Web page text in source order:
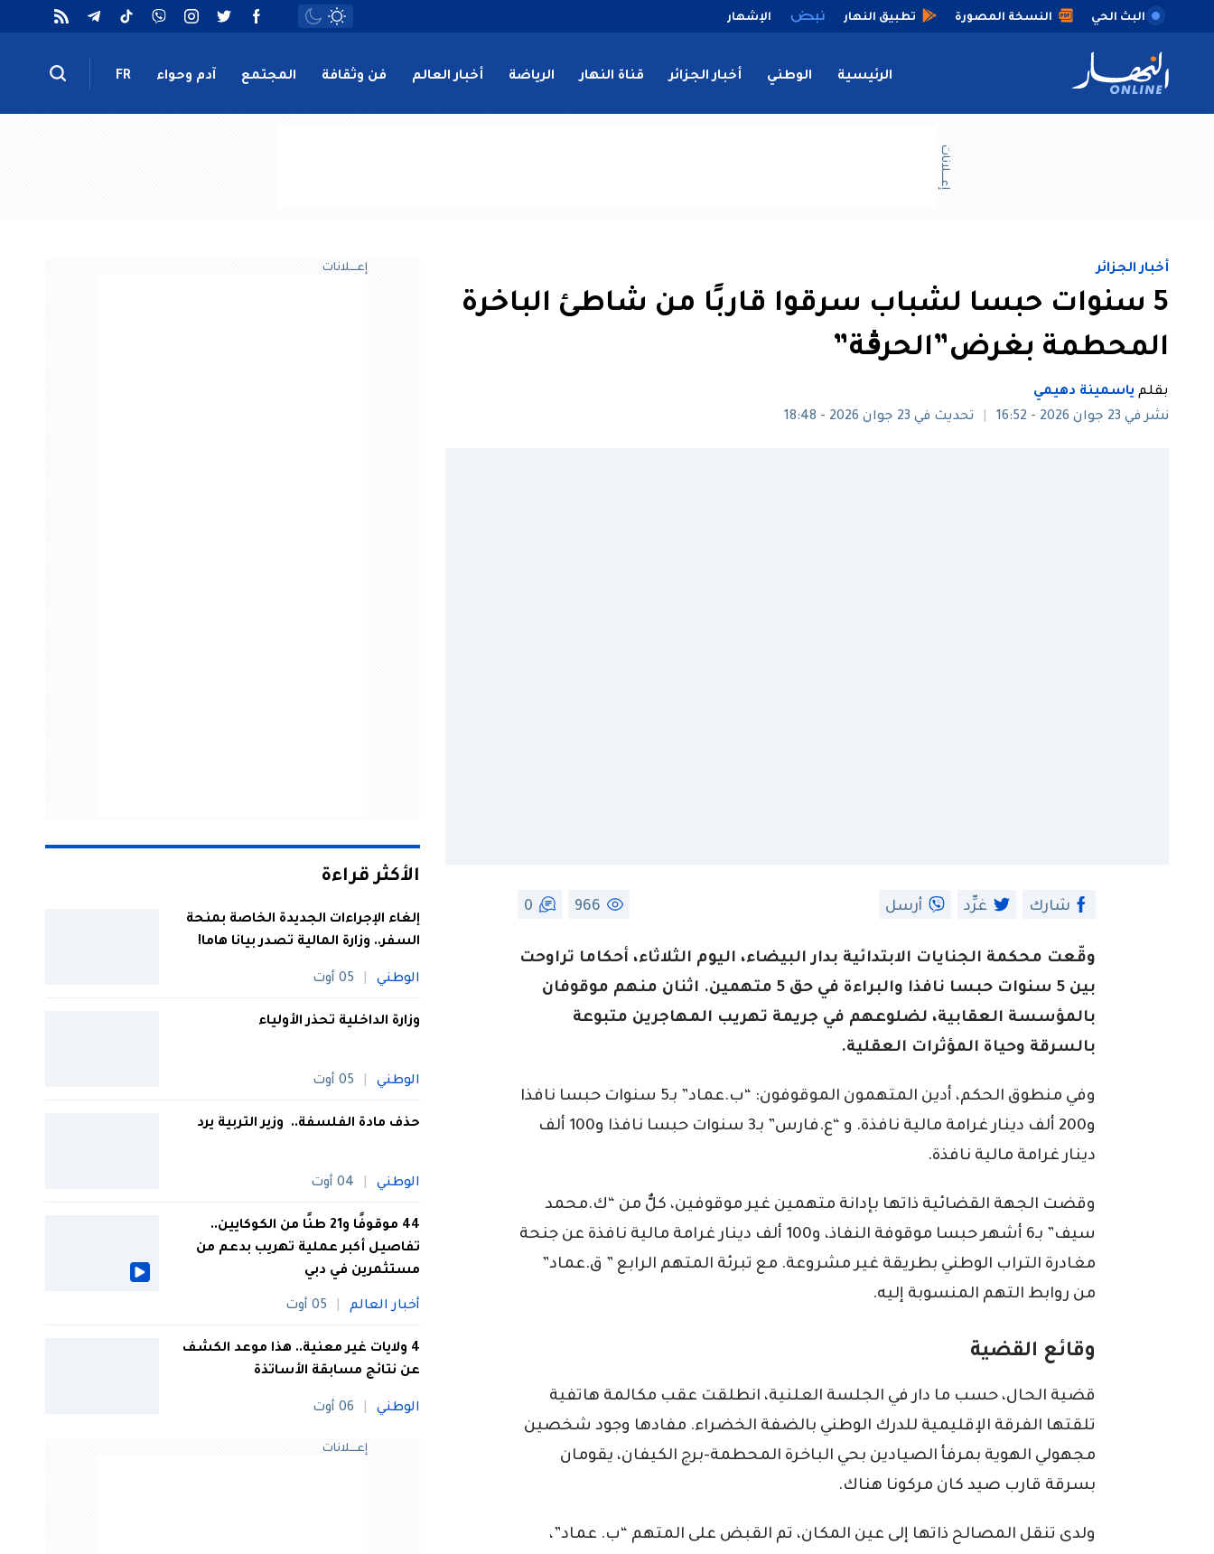
البث الحي النسخة المصورة تطبيق النهار الإشهار
الرئيسية الوطني أخبار الجزائر قناة النهار الرياضة أخبار العالم فن وثقافة المجتمع آدم وحواء FR
إعــــلانات
أخبار الجزائر
5 سنوات حبسا لشباب سرقوا قاربًا من شاطئ الباخرة
المحطمة بغرض”الحرڨة”
بقلم ياسمينة دهيمي
نشر في 23 جوان 2026 - 16:52
تحديث في 23 جوان 2026 - 18:48
شارك غرِّد أرسل 966
0
وقّعت محكمة الجنايات الابتدائية بدار البيضاء، اليوم الثلاثاء، أحكاما تراوحت
بين 5 سنوات حبسا نافذا والبراءة في حق 5 متهمين. اثنان منهم موقوفان
بالمؤسسة العقابية، لضلوعهم في جريمة تهريب المهاجرين متبوعة
بالسرقة وحياة المؤثرات العقلية.
وفي منطوق الحكم، أدين المتهمون الموقوفون: “ب.عماد” بـ5 سنوات حبسا نافذا
و200 ألف دينار غرامة مالية نافذة. و “ع.فارس” بـ3 سنوات حبسا نافذا و100 ألف
دينار غرامة مالية نافذة.
وقضت الجهة القضائية ذاتها بإدانة متهمين غير موقوفين، كلٌّ من “ك.محمد
سيف” بـ6 أشهر حبسا موقوفة النفاذ، و100 ألف دينار غرامة مالية نافذة عن جنحة
مغادرة التراب الوطني بطريقة غير مشروعة. مع تبرئة المتهم الرابع ” ق.عماد”
من روابط التهم المنسوبة إليه.
وقائع القضية
قضية الحال، حسب ما دار في الجلسة العلنية، انطلقت عقب مكالمة هاتفية
تلقتها الفرقة الإقليمية للدرك الوطني بالضفة الخضراء. مفادها وجود شخصين
مجهولي الهوية بمرفأ الصيادين بحي الباخرة المحطمة-برج الكيفان، يقومان
بسرقة قارب صيد كان مركونا هناك.
ولدى تنقل المصالح ذاتها إلى عين المكان، تم القبض على المتهم “ب. عماد”،
إعــــلانات
الأكثر قراءة
إلغاء الإجراءات الجديدة الخاصة بمنحة
السفر.. وزارة المالية تصدر بيانا هاما!
الوطني 05 أوت
وزارة الداخلية تحذر الأولياء
الوطني 05 أوت
حذف مادة الفلسفة.. وزير التربية يرد
الوطني 04 أوت
44 موقوفًا و21 طنًا من الكوكايين..
تفاصيل أكبر عملية تهريب بدعم من
مستثمرين في دبي
أخبار العالم 05 أوت
4 ولايات غير معنية.. هذا موعد الكشف
عن نتائج مسابقة الأساتذة
الوطني 06 أوت
إعــــلانات